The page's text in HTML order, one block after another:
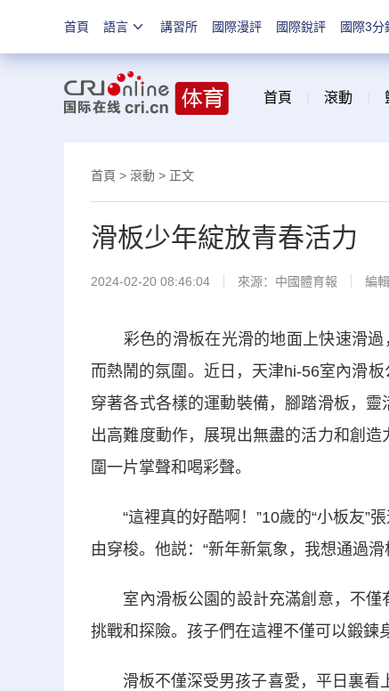
首頁 語言 講習所 國際漫評 國際銳評 國際3分
首頁 滾動
首頁 > 滾動 > 正文
滑板少年綻放青春活力
2024-02-20 08:46:04 來源： 中國體育報 編
彩色的滑板在光滑的地面上快速滑過
而熱鬧的氛圍。近日，天津hi-56室內滑
穿著各式各樣的運動裝備，腳踏滑板，
出高難度動作，展現出無盡的活力和創
圍一片掌聲和喝彩聲。
“這裡真的好酷啊！”10歲的“小板友”
由穿梭。他説：“新年新氣象，我想通過
室內滑板公園的設計充滿創意，不僅
挑戰和探險。孩子們在這裡不僅可以鍛鍊
滑板不僅深受男孩子喜愛，平日裏看